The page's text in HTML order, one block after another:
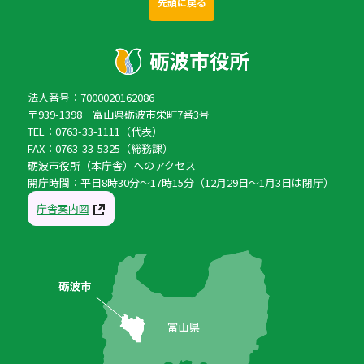
法人番号：7000020162086
〒939-1398 富山県砺波市栄町7番3号
TEL：0763-33-1111（代表）
FAX：0763-33-5325（総務課）
砺波市役所（本庁舎）へのアクセス
開庁時間：平日8時30分〜17時15分（12月29日〜1月3日は閉庁）
庁舎案内図